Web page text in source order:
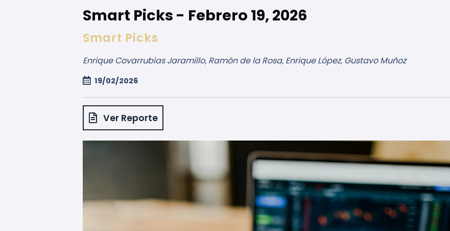
Smart Picks - Febrero 19, 2026
Smart Picks
Enrique Covarrubias Jaramillo, Ramón de la Rosa, Enrique López, Gustavo Muñoz
19/02/2026
Ver Reporte